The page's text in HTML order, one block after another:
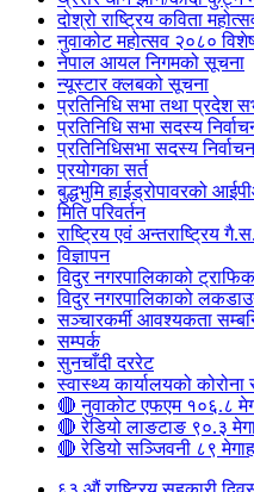
दोश्रो राष्ट्रिय कविता
नुवाकोट महोत्सव २०८०
नेपाल आयल निगमको सूचना
न्यूस्टार क्लबको सूचना
प्रतिनिधि सभा तथा प्रदेश
प्रतिनिधि सभा सदस्य
प्रतिनिधिसभा सदस्य
प्रयोगका सर्त
बुद्धभुमि हाईड्रोपावरको
मिति परिवर्तन
राष्ट्रिय एवं अन्तराष्ट्रिय
विज्ञापन
विदुर नगरपालिकाको
विदुर नगरपालिकाको
सञ्चारकर्मी आवश्यकता
सम्पर्क
सुनचाँदी दररेट
स्वास्थ्य कार्यालयको
🔴 नुवाकोट एफएम १०६.८
🔴 रेडियो लाङटाङ ९०.३
🔴 रेडियो सञ्जिवनी ८९